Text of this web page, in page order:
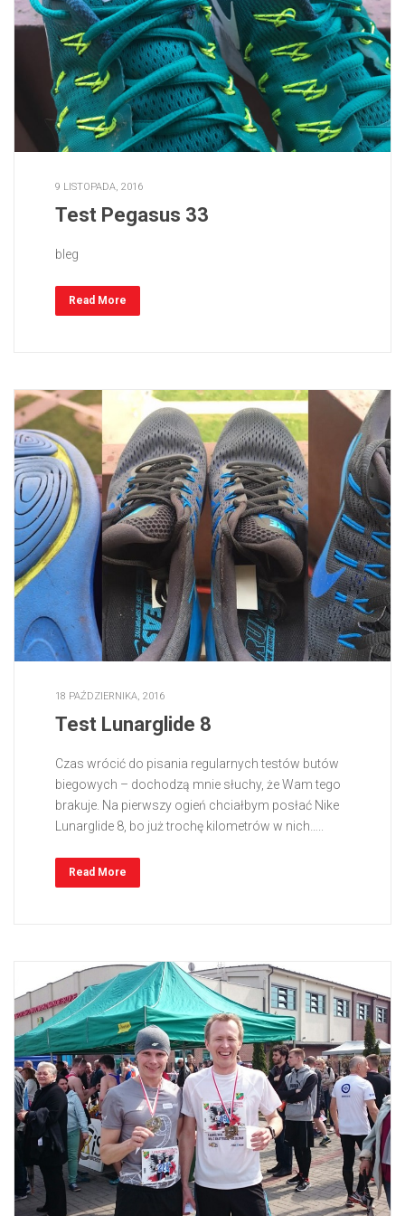
9 LISTOPADA, 2016
Test Pegasus 33
bleg
Read More
18 PAŹDZIERNIKA, 2016
Test Lunarglide 8
Czas wrócić do pisania regularnych testów butów
biegowych – dochodzą mnie słuchy, że Wam tego
brakuje. Na pierwszy ogień chciałbym posłać Nike
Lunarglide 8, bo już trochę kilometrów w nich…..
Read More